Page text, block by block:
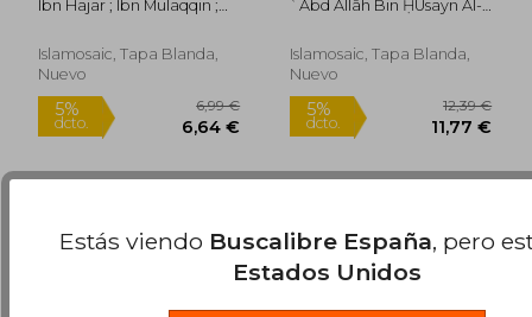
dcto. 9,43 € dcto. 9,36
Ibn Hajar ; Ibn Mulaqqin ;
Islamosaic, Tapa Blanda,
Nuevo
Inglés)
ʿAbd Allāh Bin ḤUsayn Al-
Islamosaic, Tapa Blanda,
Nuevo
Estás viendo Buscalibre España, pero
Estados Unidos